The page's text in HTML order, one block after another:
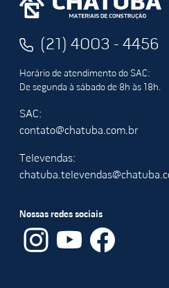
(21) 4003 - 4456
Horário de atendimento do SAC:
De segunda à sábado de 8h às 18h.
SAC:
contato@chatuba.com.br
Televendas:
Nossas redes sociais